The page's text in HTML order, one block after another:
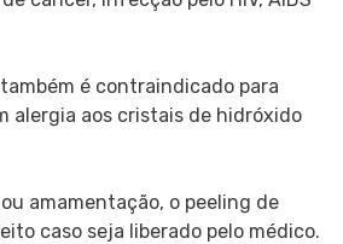
é contraindicado para
alergia aos cristais de hidróxido
amamentação, o peeling de
caso seja liberado pelo médico.